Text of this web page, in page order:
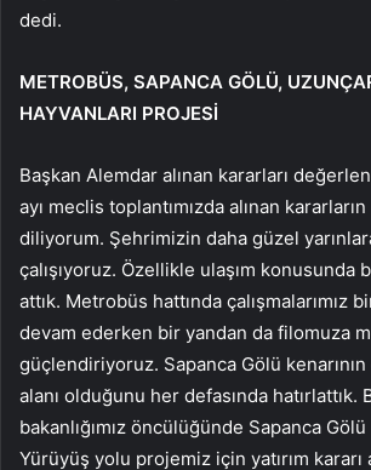
dedi.
METROBÜS, SAPANCA GÖLÜ,
HAYVANLARI PROJESİ
Başkan Alemdar alınan kararları
ayı meclis toplantımızda alınan kararların
diliyorum. Şehrimizin daha güzel
çalışıyoruz. Özellikle ulaşım konusunda
attık. Metrobüs hattında çalışmalarımız
devam ederken bir yandan da filomuza
güçlendiriyoruz. Sapanca Gölü
alanı olduğunu her defasında hatırlattık.
bakanlığımız öncülüğünde Sapanca
Yürüyüş yolu projemiz için yatırım kararı